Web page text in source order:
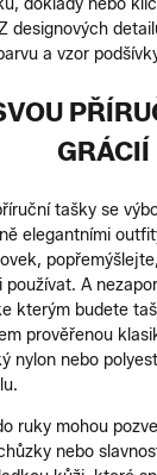
doklady nebo
designových
a vzor
GRÁCIÍ
tašky se
elegantními
A
kterým budete
prověřenou
nylon nebo
ruky mohou
nebo